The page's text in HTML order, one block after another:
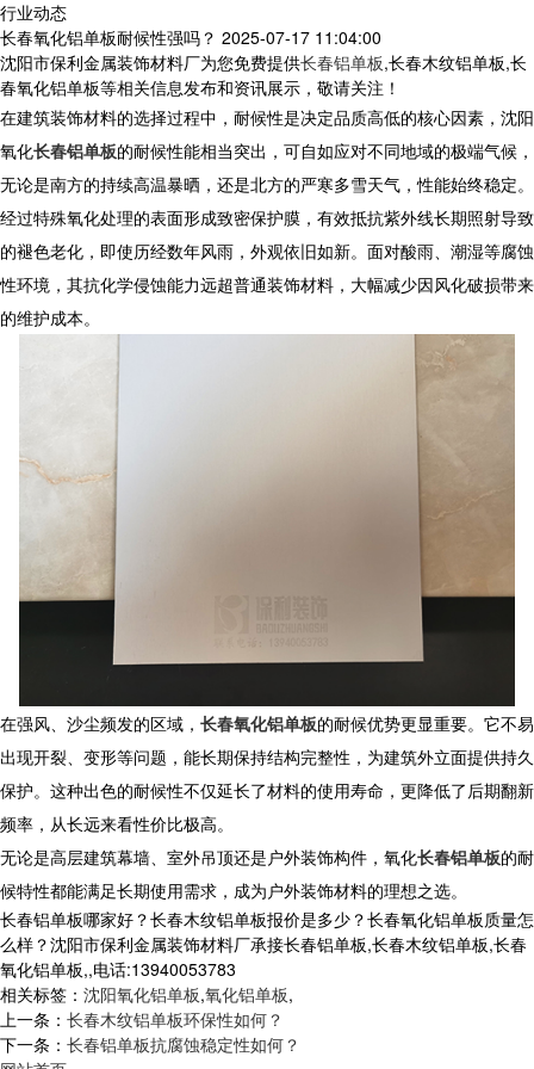
行业动态
长春氧化铝单板耐候性强吗？ 2025-07-17 11:04:00
沈阳市保利金属装饰材料厂为您免费提供长春铝单板,长春木纹铝单板,长
春氧化铝单板等相关信息发布和资讯展示，敬请关注！
在建筑装饰材料的选择过程中，耐候性是决定品质高低的核心因素，沈阳
氧化长春铝单板的耐候性能相当突出，可自如应对不同地域的极端气候，
无论是南方的持续高温暴晒，还是北方的严寒多雪天气，性能始终稳定。
经过特殊氧化处理的表面形成致密保护膜，有效抵抗紫外线长期照射导致
的褪色老化，即使历经数年风雨，外观依旧如新。面对酸雨、潮湿等腐蚀
性环境，其抗化学侵蚀能力远超普通装饰材料，大幅减少因风化破损带来
的维护成本。​
在强风、沙尘频发的区域， 长春氧化铝单板的耐候优势更显重要。它不易
出现开裂、变形等问题，能长期保持结构完整性，为建筑外立面提供持久
保护。这种出色的耐候性不仅延长了材料的使用寿命，更降低了后期翻新
频率，从长远来看性价比极高。​
无论是高层建筑幕墙、室外吊顶还是户外装饰构件，氧化长春铝单板的耐
候特性都能满足长期使用需求，成为户外装饰材料的理想之选。
长春铝单板哪家好？长春木纹铝单板报价是多少？长春氧化铝单板质量怎
么样？沈阳市保利金属装饰材料厂承接长春铝单板,长春木纹铝单板,长春
氧化铝单板,,电话:13940053783
相关标签： 沈阳氧化铝单板,氧化铝单板,
上一条： 长春木纹铝单板环保性如何？
下一条： 长春铝单板抗腐蚀稳定性如何？